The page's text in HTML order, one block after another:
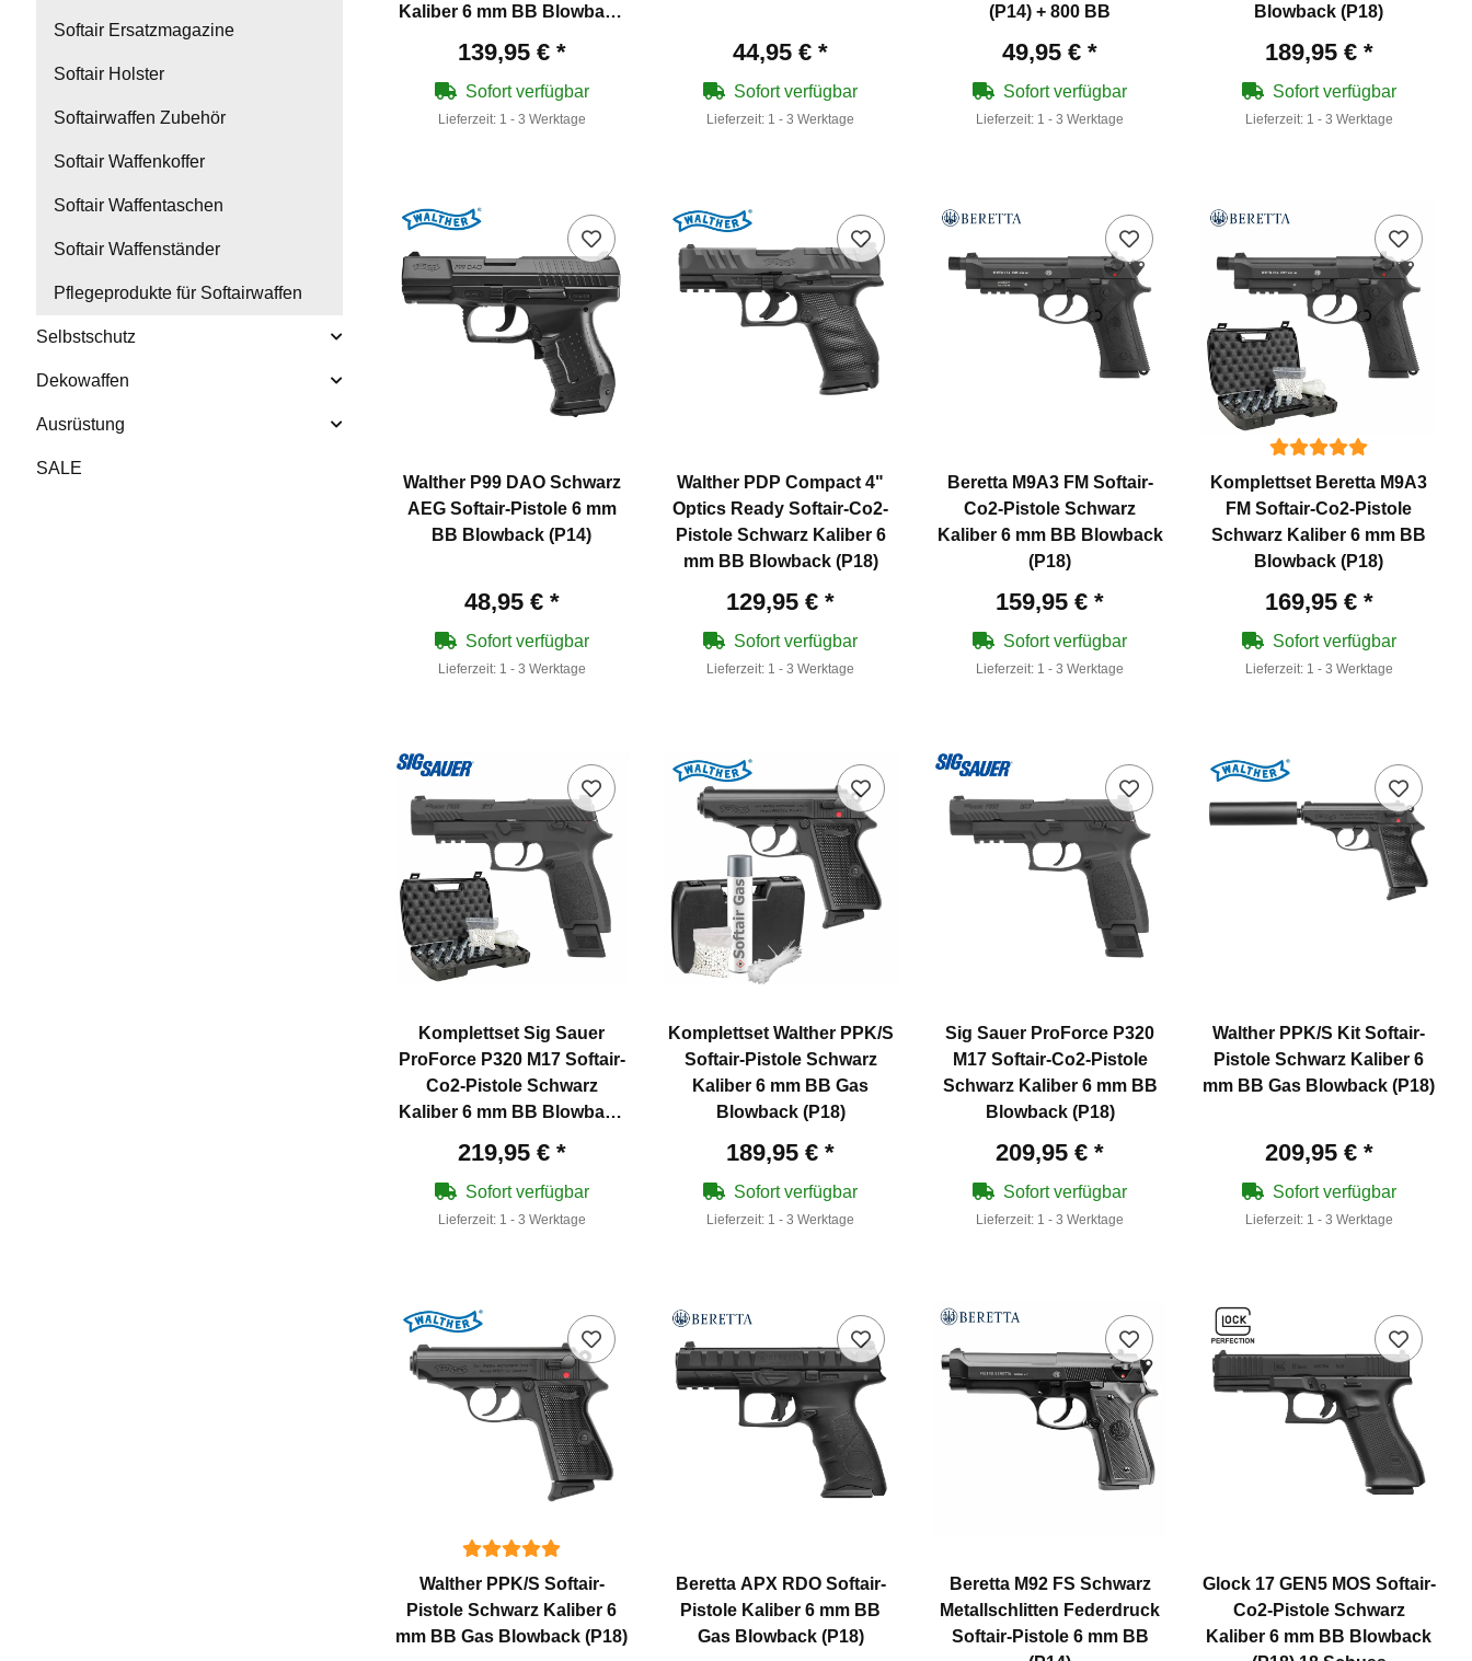
Kaliber 6 mm BB Blowback
139,95 € *
Sofort verfügbar
Lieferzeit: 1 - 3 Werktage
44,95 €*
Sofort verfügbar
Lieferzeit: 1 - 3 Werktage
(P14) + 800 BB
49,95 €*
Sofort verfügbar
Lieferzeit: 1 - 3 Werktage
Blowback (P18)
189,95 € *
Sofort verfügbar
Lieferzeit: 1 - 3 Werktage
Walther P99 DAO Schwarz
AEG Softair-Pistole 6 mm
BB Blowback (P14)
48,95 € *
Sofort verfügbar
Lieferzeit: 1 - 3 Werktage
Walther PDP Compact 4"
Optics Ready Softair-Co2-
Pistole Schwarz Kaliber 6
mm BB Blowback (P18)
129,95 €*
Sofort verfügbar
Lieferzeit: 1 - 3 Werktage
Beretta M9A3 FM Softair-
Co2-Pistole Schwarz
Kaliber 6 mm BB Blowback
(P18)
159,95 €*
Sofort verfügbar
Lieferzeit: 1 - 3 Werktage
Komplettset Beretta M9A3
FM Softair-Co2-Pistole
Schwarz Kaliber 6 mm BB
Blowback (P18)
169,95 € *
Sofort verfügbar
Lieferzeit: 1 - 3 Werktage
Komplettset Sig Sauer
ProForce P320 M17 Softair-
Co2-Pistole Schwarz
Kaliber 6 mm BB Blowback
219,95 € *
Sofort verfügbar
Lieferzeit: 1 - 3 Werktage
Komplettset Walther PPK/S
Softair-Pistole Schwarz
Kaliber 6 mm BB Gas
Blowback (P18)
189,95 €*
Sofort verfügbar
Lieferzeit: 1 - 3 Werktage
Sig Sauer ProForce P320
M17 Softair-Co2-Pistole
Schwarz Kaliber 6 mm BB
Blowback (P18)
209,95 €*
Sofort verfügbar
Lieferzeit: 1 - 3 Werktage
Walther PPK/S Kit Softair-
Pistole Schwarz Kaliber 6
mm BB Gas Blowback (P18)
209,95 € *
Sofort verfügbar
Lieferzeit: 1 - 3 Werktage
Walther PPK/S Softair-
Pistole Schwarz Kaliber 6
mm BB Gas Blowback (P18)
Beretta APX RDO Softair-
Pistole Kaliber 6 mm BB
Gas Blowback (P18)
Beretta M92 FS Schwarz
Metallschlitten Federdruck
Softair-Pistole 6 mm BB
Glock 17 GEN5 MOS Softair-
Co2-Pistole Schwarz
Kaliber 6 mm BB Blowback
Softair Ersatzmagazine
Softair Holster
Softairwaffen Zubehör
Softair Waffenkoffer
Softair Waffentaschen
Softair Waffenständer
Pflegeprodukte für Softairwaffen
Selbstschutz
Dekowaffen
Ausrüstung
SALE